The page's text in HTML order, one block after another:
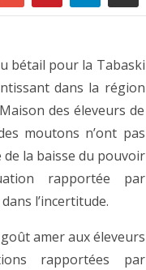
bétail pour la Tabaski
dans la région
des éleveurs de
moutons n’ont pas
la baisse du pouvoir
rapportée par
l’incertitude.
amer aux éleveurs
rapportées par